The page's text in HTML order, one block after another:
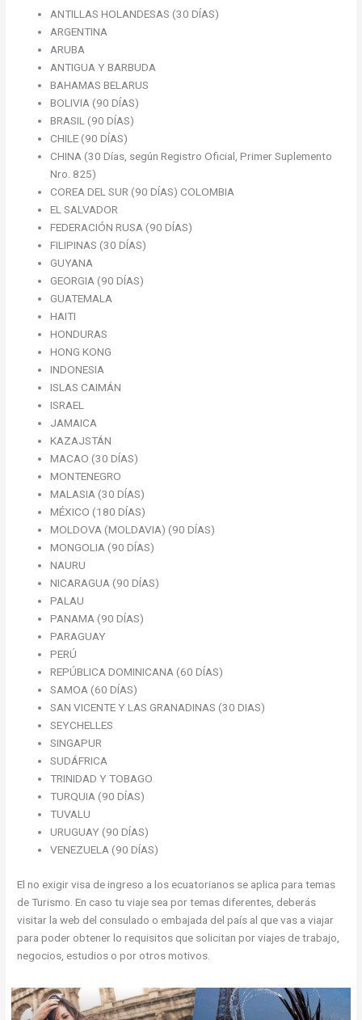
ANTILLAS HOLANDESAS (30 DÍAS)
ARGENTINA
ARUBA
ANTIGUA Y BARBUDA
BAHAMAS BELARUS
BOLIVIA (90 DÍAS)
BRASIL (90 DÍAS)
CHILE (90 DÍAS)
CHINA (30 Días, según Registro Oficial, Primer Suplemento
Nro. 825)
COREA DEL SUR (90 DÍAS) COLOMBIA
EL SALVADOR
FEDERACIÓN RUSA (90 DÍAS)
FILIPINAS (30 DÍAS)
GUYANA
GEORGIA (90 DÍAS)
GUATEMALA
HAITI
HONDURAS
HONG KONG
INDONESIA
ISLAS CAIMÁN
ISRAEL
JAMAICA
KAZAJSTÁN
MACAO (30 DÍAS)
MONTENEGRO
MALASIA (30 DÍAS)
MÉXICO (180 DÍAS)
MOLDOVA (MOLDAVIA) (90 DÍAS)
MONGOLIA (90 DÍAS)
NAURU
NICARAGUA (90 DÍAS)
PALAU
PANAMA (90 DÍAS)
PARAGUAY
PERÚ
REPÚBLICA DOMINICANA (60 DÍAS)
SAMOA (60 DÍAS)
SAN VICENTE Y LAS GRANADINAS (30 DIAS)
SEYCHELLES
SINGAPUR
SUDÁFRICA
TRINIDAD Y TOBAGO
TURQUIA (90 DÍAS)
TUVALU
URUGUAY (90 DÍAS)
VENEZUELA (90 DÍAS)
El no exigir visa de ingreso a los ecuatorianos se aplica para temas
de Turismo. En caso tu viaje sea por temas diferentes, deberás
visitar la web del consulado o embajada del país al que vas a viajar
para poder obtener lo requisitos que solicitan por viajes de trabajo,
negocios, estudios o por otros motivos.